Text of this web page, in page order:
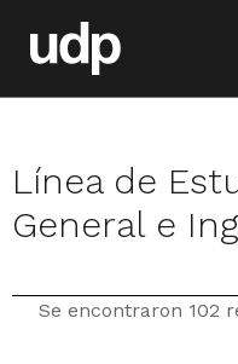
Línea de
General e
Se encontraron 102